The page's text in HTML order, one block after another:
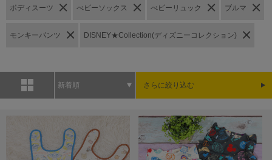
ボディスーツ べビーソックス べビーリュック ブルマ
モンキーパンツ DISNEY★Collection(ディズニーコレクション)
新着順 さらに絞り込む